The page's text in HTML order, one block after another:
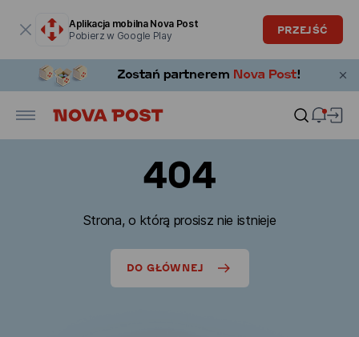
Aplikacja mobilna Nova Post
Pobierz w Google Play
PRZEJŚĆ
404
Strona, o którą prosisz nie istnieje
DO GŁÓWNEJ